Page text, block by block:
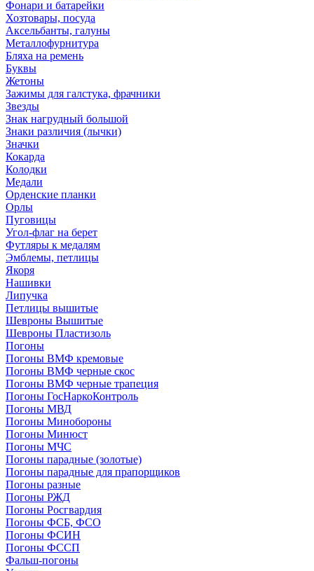
Фонари и батарейки
Хозтовары, посуда
Аксельбанты, галуны
Металлофурнитура
Бляха на ремень
Буквы
Жетоны
Зажимы для галстука, фрачники
Звезды
Знак нагрудный большой
Знаки различия (лычки)
Значки
Кокарда
Колодки
Медали
Орденские планки
Орлы
Пуговицы
Угол-флаг на берет
Футляры к медалям
Эмблемы, петлицы
Якоря
Нашивки
Липучка
Петлицы вышитые
Шевроны Вышитые
Шевроны Пластизоль
Погоны
Погоны ВМФ кремовые
Погоны ВМФ черные скос
Погоны ВМФ черные трапеция
Погоны ГосНаркоКонтроль
Погоны МВД
Погоны Минобороны
Погоны Минюст
Погоны МЧС
Погоны парадные (золотые)
Погоны парадные для прапорщиков
Погоны разные
Погоны РЖД
Погоны Росгвардия
Погоны ФСБ, ФСО
Погоны ФСИН
Погоны ФССП
Фальш-погоны